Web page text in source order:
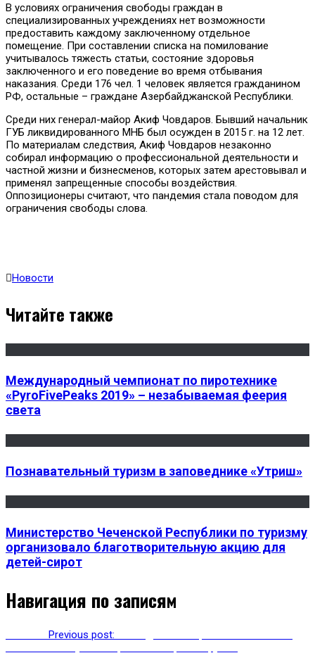
В условиях ограничения свободы граждан в
специализированных учреждениях нет возможности
предоставить каждому заключенному отдельное
помещение. При составлении списка на помилование
учитывалось тяжесть статьи, состояние здоровья
заключенного и его поведение во время отбывания
наказания. Среди 176 чел. 1 человек является гражданином
РФ, остальные – граждане Азербайджанской Республики.
Среди них генерал-майор Акиф Човдаров. Бывший начальник
ГУБ ликвидированного МНБ был осужден в 2015 г. на 12 лет.
По материалам следствия, Акиф Човдаров незаконно
собирал информацию о профессиональной деятельности и
частной жизни и бизнесменов, которых затем арестовывал и
применял запрещенные способы воздействия.
Оппозиционеры считают, что пандемия стала поводом для
ограничения свободы слова.
Новости
Читайте также
Международный чемпионат по пиротехнике
«PyroFivePeaks 2019» – незабываемая феерия
света
Познавательный туризм в заповеднике «Утриш»
Министерство Чеченской Республики по туризму
организовало благотворительную акцию для
детей-сирот
Навигация по записям
Previous post: